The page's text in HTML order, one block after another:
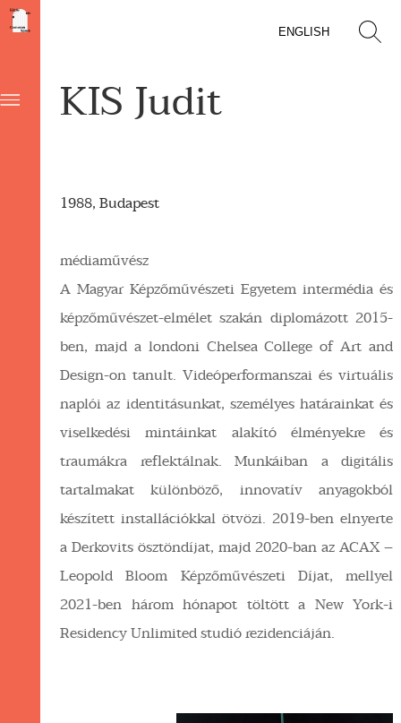
ENGLISH
KIS Judit
1988, Budapest
médiaművész
A Magyar Képzőművészeti Egyetem intermédia és
képzőművészet-elmélet szakán diplomázott 2015-
ben, majd a londoni Chelsea College of Art and
Design-on tanult. Videóperformanszai és virtuális
naplói az identitásunkat, személyes határainkat és
viselkedési mintáinkat alakító élményekre és
traumákra reflektálnak. Munkáiban a digitális
tartalmakat különböző, innovatív anyagokból
készített installációkkal ötvözi. 2019-ben elnyerte
a Derkovits ösztöndíjat, majd 2020-ban az ACAX –
Leopold Bloom Képzőművészeti Díjat, mellyel
2021-ben három hónapot töltött a New York-i
Residency Unlimited studió rezidenciáján.